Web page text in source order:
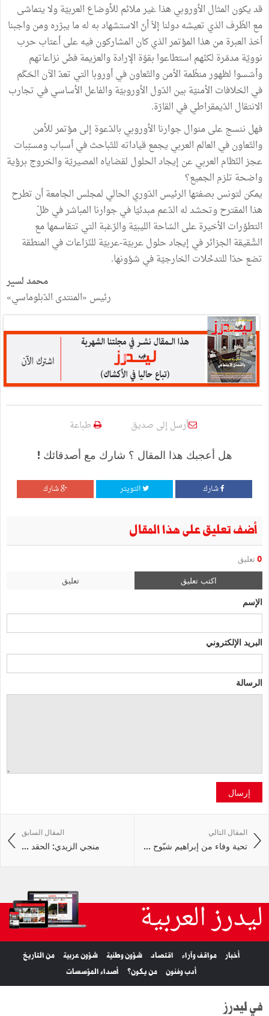
قد يكون المثال الأوروبي هذا غير ملائم للأوضاع العربيّة ولا يتماشى
مع الظّرف الذي تعيشه دولنا إلاّ أنّ الاستشهاد به له ما يبرّره ومن واجبنا
أخذ العبرة من هذا المؤتمر الذي كان المشاركون فيه على أعتاب حرب
نوويّة مدمّرة لكنّهم استطاعوا بقوّة الإرادة والعزيمة فضّ نزاعاتهم
وأسّسوا لظهور منظّمة الأمن والتّعاون في أوروبا التي تعدّ الآن الحَكَم
في الخلافات الأمنيّة بين الدّول الأوروبيّة والفاعل الأساسي في تجارب
الانتقال الدّيمقراطي في القارّة.
فهل ننسج على منوال جوارنا الأوروبي بالدّعوة إلى مؤتمر للأمن
والتّعاون في العالم العربي يجمع قياداته للتّباحث في أسباب ومسبّبات
عجز النّظام العربي عن إيجاد الحلول لقضاياه المصيريّة والخروج برؤية
واضحة تلزم الجميع؟
يمكن لتونس بصفتها الرئيس الدّوري الحالي لمجلس الجامعة أن تطرح
هذا المقترح وتحشد له الدّعم مبدئيّا في جوارنا المباشر في ظلّ
التطوّرات الأخيرة على السّاحة الليبيّة والرّغبة التي تتقاسمها مع
الشّقيقة الجزائر في إيجاد حلول عربيّة-عربيّة للنّزاعات في المنطقة
تضع حدّا للتدخّلات الخارجيّة في شؤونها.
محمد لسير
رئيس «المنتدى الدّبلوماسي»
أرسل إلى صديق طباعة
هل أعجبك هذا المقال ؟ شارك مع أصدقائك !
شارك التويتر شارك
أضف تعليق على هذا المقال
0 تعليق
اكتب تعليق تعليق
الإسم
البريد الإلكتروني
الرسالة
إرسال
المقال السابق
منجي الزيدي: الحقد ...
المقال التالي
تحية وفاء من إبراهيم شبّوح ...
ليدرز العربية
أخبار مواقف وآراء اقتصاد شؤون وطنية شؤون عربية
من التاريخ
أدب وفنون
من يكون؟ أصداء المؤسسات
في ليدرز